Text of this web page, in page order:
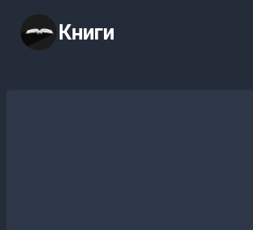
содержимому
Книги